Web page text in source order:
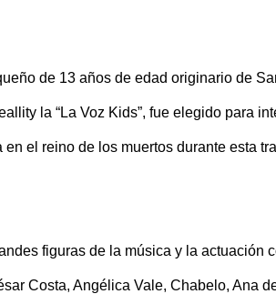
de 13 años de edad originario de
la “La Voz Kids”, fue elegido para
el reino de los muertos durante esta
figuras de la música y la actuación
Costa, Angélica Vale, Chabelo, Ana